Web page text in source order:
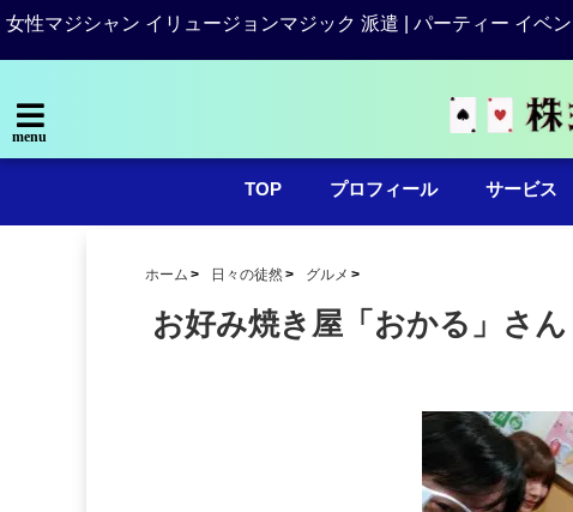
女性マジシャン イリュージョンマジック 派遣 | パーティー イベ
menu
TOP プロフィール サービス
ホーム 日々の徒然 グルメ
お好み焼き屋「おかる」さん